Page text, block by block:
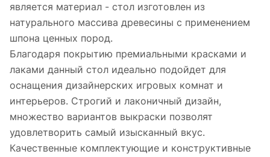
является материал - стол изготовлен из
натурального массива древесины с применением
шпона ценных пород.
Благодаря покрытию премиальными красками и
лаками данный стол идеально подойдет для
оснащения дизайнерских игровых комнат и
интерьеров. Строгий и лаконичный дизайн,
множество вариантов выкраски позволят
удовлетворить самый изысканный вкус.
Качественные комплектующие и конструктивные